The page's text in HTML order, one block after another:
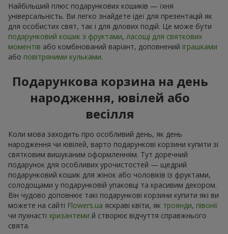
Найбільший плюс подарункових кошиків — їхня
універсальність. Ви легко знайдете ідеї для презентацій як
для особистих свят, так і для ділових подій. Це може бути
подарунковий кошик з фруктами, ласощі для святкових
моментів або комбінований варіант, доповнений іграшками
або повітряними кульками.
Подарункова корзина на день
народження, ювілей або
весілля
Коли мова заходить про особливий день, як день
народження чи ювілей, варто подарункові корзини купити зі
святковим вишуканим оформленням. Тут доречний
подарунок для особливих урочистостей — щедрий
подарунковий кошик для жінок або чоловіків із фруктами,
солодощами у подарунковій упаковці та красивим декором.
Він чудово доповнює такі подарункові корзини купити які ви
можете на сайті Flowers.ua яскраві квіти, як троянди, півонії
чи пухнасті хризантеми й створює відчуття справжнього
свята.